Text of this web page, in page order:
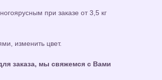
при заказе от 3,5 кг
изменить цвет.
заказа, мы свяжемся с Вами